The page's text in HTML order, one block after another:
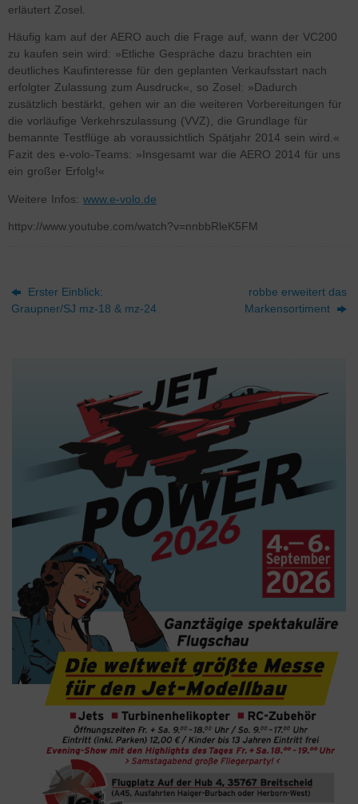
erläutert Zosel.
Häufig kam auf der AERO auch die Frage auf, wann der VC200
zu kaufen sein wird: »Etliche Gespräche dazu brachten ein
deutliches Kaufinteresse für den geplanten Verkaufsstart nach
erfolgter Zulassung zum Ausdruck«, so Zosel: »Dadurch
zusätzlich bestärkt, gehen wir an die weiteren Vorbereitungen für
die vorläufige Verkehrszulassung (VVZ), die Grundlage für
bemannte Testflüge ab voraussichtlich Spätjahr 2014 sein wird.«
Fazit des e-volo-Teams: »Insgesamt war die AERO 2014 für uns
ein großer Erfolg!«
Weitere Infos: www.e-volo.de
httpv://www.youtube.com/watch?v=nnbbRleK5FM
Erster Einblick:
Graupner/SJ mz-18 & mz-24
robbe erweitert das
Markensortiment